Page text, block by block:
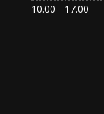
10.00 - 17.00